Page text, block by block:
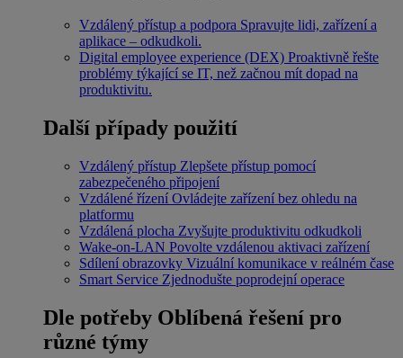
Vzdálený přístup a podpora Spravujte lidi, zařízení a
aplikace – odkudkoli.
Digital employee experience (DEX) Proaktivně řešte
problémy týkající se IT, než začnou mít dopad na
produktivitu.
Další případy použití
Vzdálený přístup Zlepšete přístup pomocí
zabezpečeného připojení
Vzdálené řízení Ovládejte zařízení bez ohledu na
platformu
Vzdálená plocha Zvyšujte produktivitu odkudkoli
Wake-on-LAN Povolte vzdálenou aktivaci zařízení
Sdílení obrazovky Vizuální komunikace v reálném čase
Smart Service Zjednodušte poprodejní operace
Dle potřeby Oblíbená řešení pro
různé týmy